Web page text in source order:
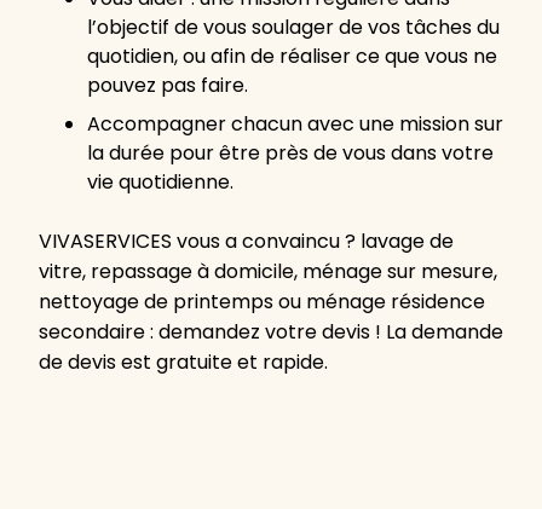
l’objectif de vous soulager de vos tâches du
quotidien, ou afin de réaliser ce que vous ne
pouvez pas faire.
Accompagner chacun avec une mission sur
la durée pour être près de vous dans votre
vie quotidienne.
VIVASERVICES vous a convaincu ? lavage de
vitre, repassage à domicile, ménage sur mesure,
nettoyage de printemps ou ménage résidence
secondaire : demandez votre devis ! La demande
de devis est gratuite et rapide.